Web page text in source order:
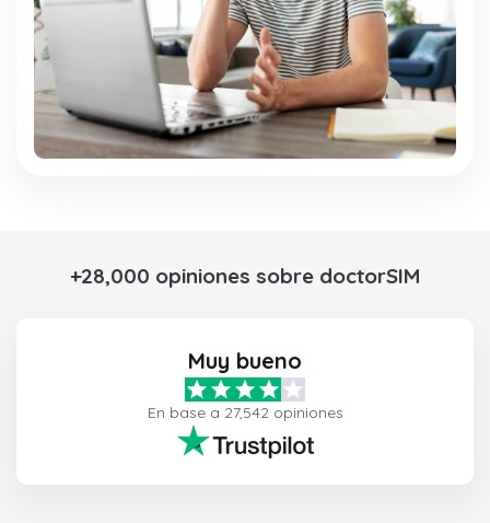
+28,000 opiniones sobre doctorSIM
Muy bueno
En base a 27,542 opiniones